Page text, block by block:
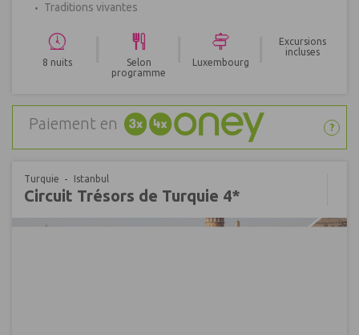
Traditions vivantes
8 nuits
Selon
programme
Luxembourg
Excursions
incluses
Paiement en ?
Turquie Istanbul
Circuit Trésors de Turquie 4*